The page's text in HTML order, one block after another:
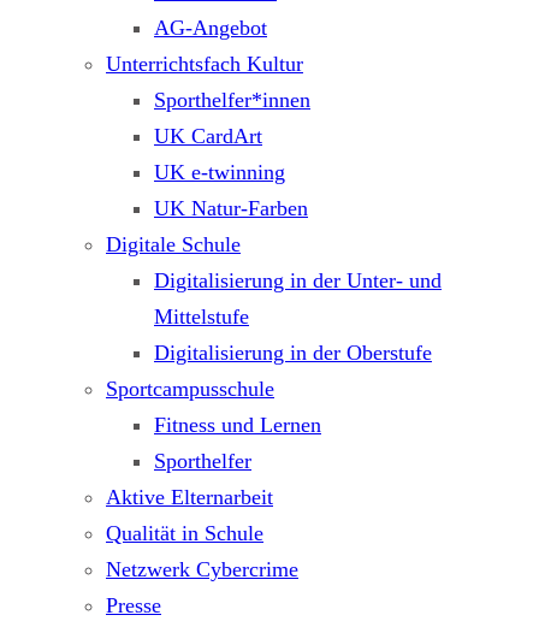
AG-Angebot
Unterrichtsfach Kultur
Sporthelfer*innen
UK CardArt
UK e-twinning
UK Natur-Farben
Digitale Schule
Digitalisierung in der Unter- und
Mittelstufe
Digitalisierung in der Oberstufe
Sportcampusschule
Fitness und Lernen
Sporthelfer
Aktive Elternarbeit
Qualität in Schule
Netzwerk Cybercrime
Presse